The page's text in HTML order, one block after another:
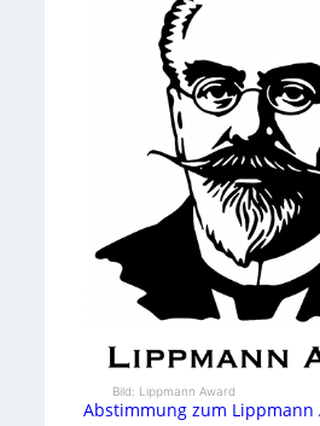
Bild: Lippmann Award
Abstimmung zum Lippmann